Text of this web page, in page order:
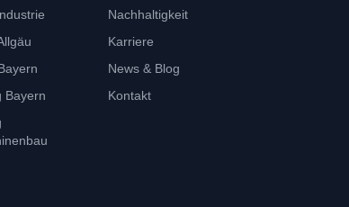
Bayern
Nachhaltigkeit
Karriere
News & Blog
Kontakt